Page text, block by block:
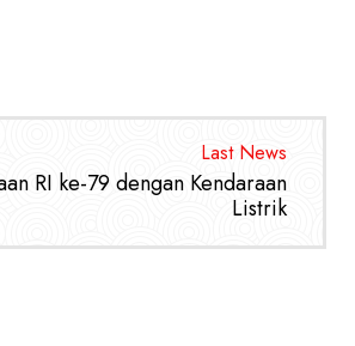
Last News
RI ke-79 dengan Kendaraan
Listrik